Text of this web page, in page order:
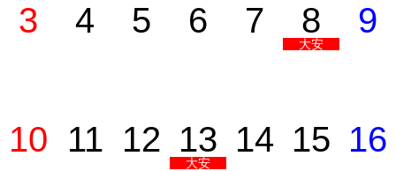
3 4 5 6 7 8
大安
9
10 11 12 13
大安
14 15 16